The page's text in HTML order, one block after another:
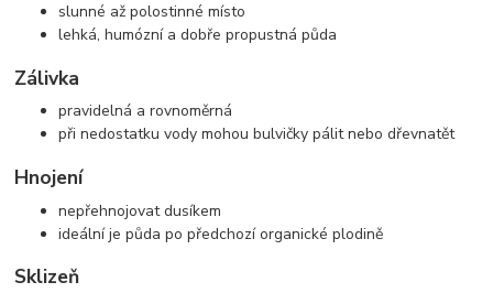
slunné až polostinné místo
lehká, humózní a dobře propustná půda
Zálivka
pravidelná a rovnoměrná
při nedostatku vody mohou bulvičky pálit nebo dřevnatět
Hnojení
nepřehnojovat dusíkem
ideální je půda po předchozí organické plodině
Sklizeň